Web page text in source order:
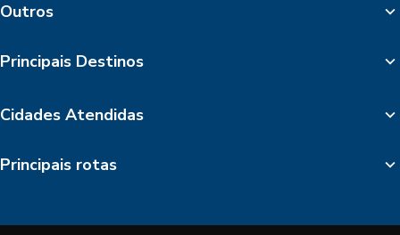
Outros
Principais Destinos
Cidades Atendidas
Principais rotas